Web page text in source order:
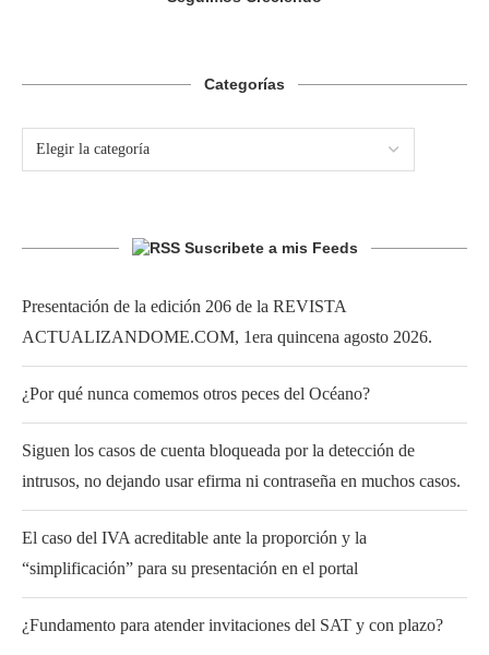
Categorías
Suscribete a mis Feeds
Presentación de la edición 206 de la REVISTA
ACTUALIZANDOME.COM, 1era quincena agosto 2026.
¿Por qué nunca comemos otros peces del Océano?
Siguen los casos de cuenta bloqueada por la detección de
intrusos, no dejando usar efirma ni contraseña en muchos casos.
El caso del IVA acreditable ante la proporción y la
“simplificación” para su presentación en el portal
¿Fundamento para atender invitaciones del SAT y con plazo?